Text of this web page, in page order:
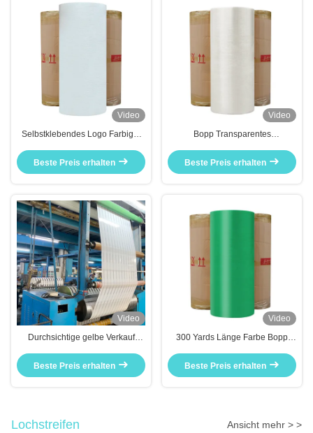
Video
Selbstklebendes Logo Farbiger
Beste Preis erhalten
Video
Bopp Transparentes
Verpackungsteppich BOPP/OPP
Beste Preis erhalten
Video
Durchsichtige gelbe Verkauf
Versandverpackung Jumbo
Rollen
Beste Preis erhalten
Video
300 Yards Länge Farbe Bopp
Beste Preis erhalten
Lochstreifen Ansicht mehr > >